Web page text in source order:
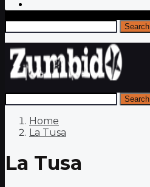
Search
Search
Home
La Tusa
La Tusa